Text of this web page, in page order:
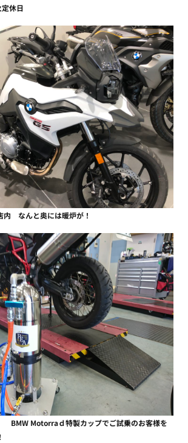
休日
内 なんと奥には暖炉が！
BMW Motorraｄ特製カップでご試乗のお客様を